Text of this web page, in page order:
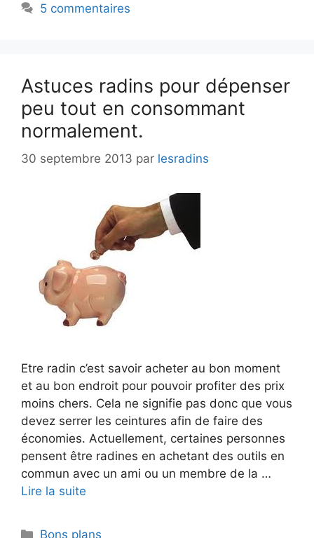
5 commentaires
Astuces radins pour dépenser
peu tout en consommant
normalement.
30 septembre 2013 par lesradins
Etre radin c’est savoir acheter au bon moment
et au bon endroit pour pouvoir profiter des prix
moins chers. Cela ne signifie pas donc que vous
devez serrer les ceintures afin de faire des
économies. Actuellement, certaines personnes
pensent être radines en achetant des outils en
commun avec un ami ou un membre de la …
Lire la suite
Catégories
Bons plans